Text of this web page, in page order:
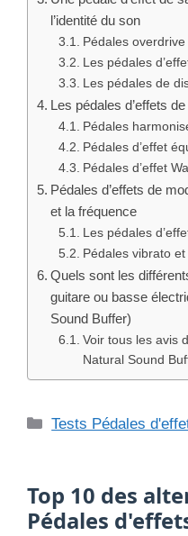
l’identité du son
Pédales overdrive
Les pédales
Les pédales de
Les pédales d’effets
Pédales
Pédales d’effet
Pédales d’effet
Pédales d’effets de
et la fréquence
Les pédales
Pédales vibrato
Quels sont les
guitare ou basse
Sound Buffer)
Voir tous les avis
Natural Sound
Catégories
Tests Pédales
Top 10 des
Pédales